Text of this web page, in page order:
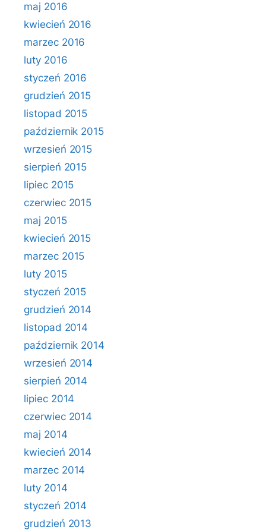
maj 2016
kwiecień 2016
marzec 2016
luty 2016
styczeń 2016
grudzień 2015
listopad 2015
październik 2015
wrzesień 2015
sierpień 2015
lipiec 2015
czerwiec 2015
maj 2015
kwiecień 2015
marzec 2015
luty 2015
styczeń 2015
grudzień 2014
listopad 2014
październik 2014
wrzesień 2014
sierpień 2014
lipiec 2014
czerwiec 2014
maj 2014
kwiecień 2014
marzec 2014
luty 2014
styczeń 2014
grudzień 2013